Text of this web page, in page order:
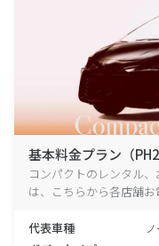
基本料金プラン（PH2
コンパクトのレンタル
は、こちらから各店舗お
代表車種